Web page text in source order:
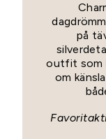
på
outfit som
om